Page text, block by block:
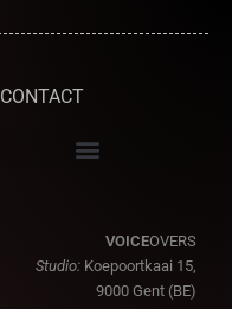
CONTACT
VOICEOVERS
Studio: Koepoortkaai 15,
9000 Gent (BE)